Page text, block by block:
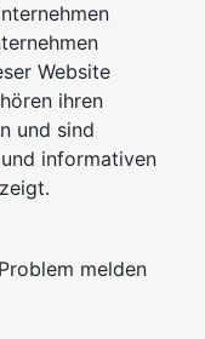
Website
ihren
und sind
informativen
melden